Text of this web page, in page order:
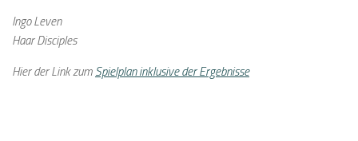
Ingo Leven
Haar Disciples
Hier der Link zumSpielplan inklusive der Ergebnisse